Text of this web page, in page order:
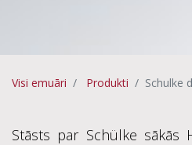
Visi emuāri Produkti Schulke
Stāsts par Schülke sākās